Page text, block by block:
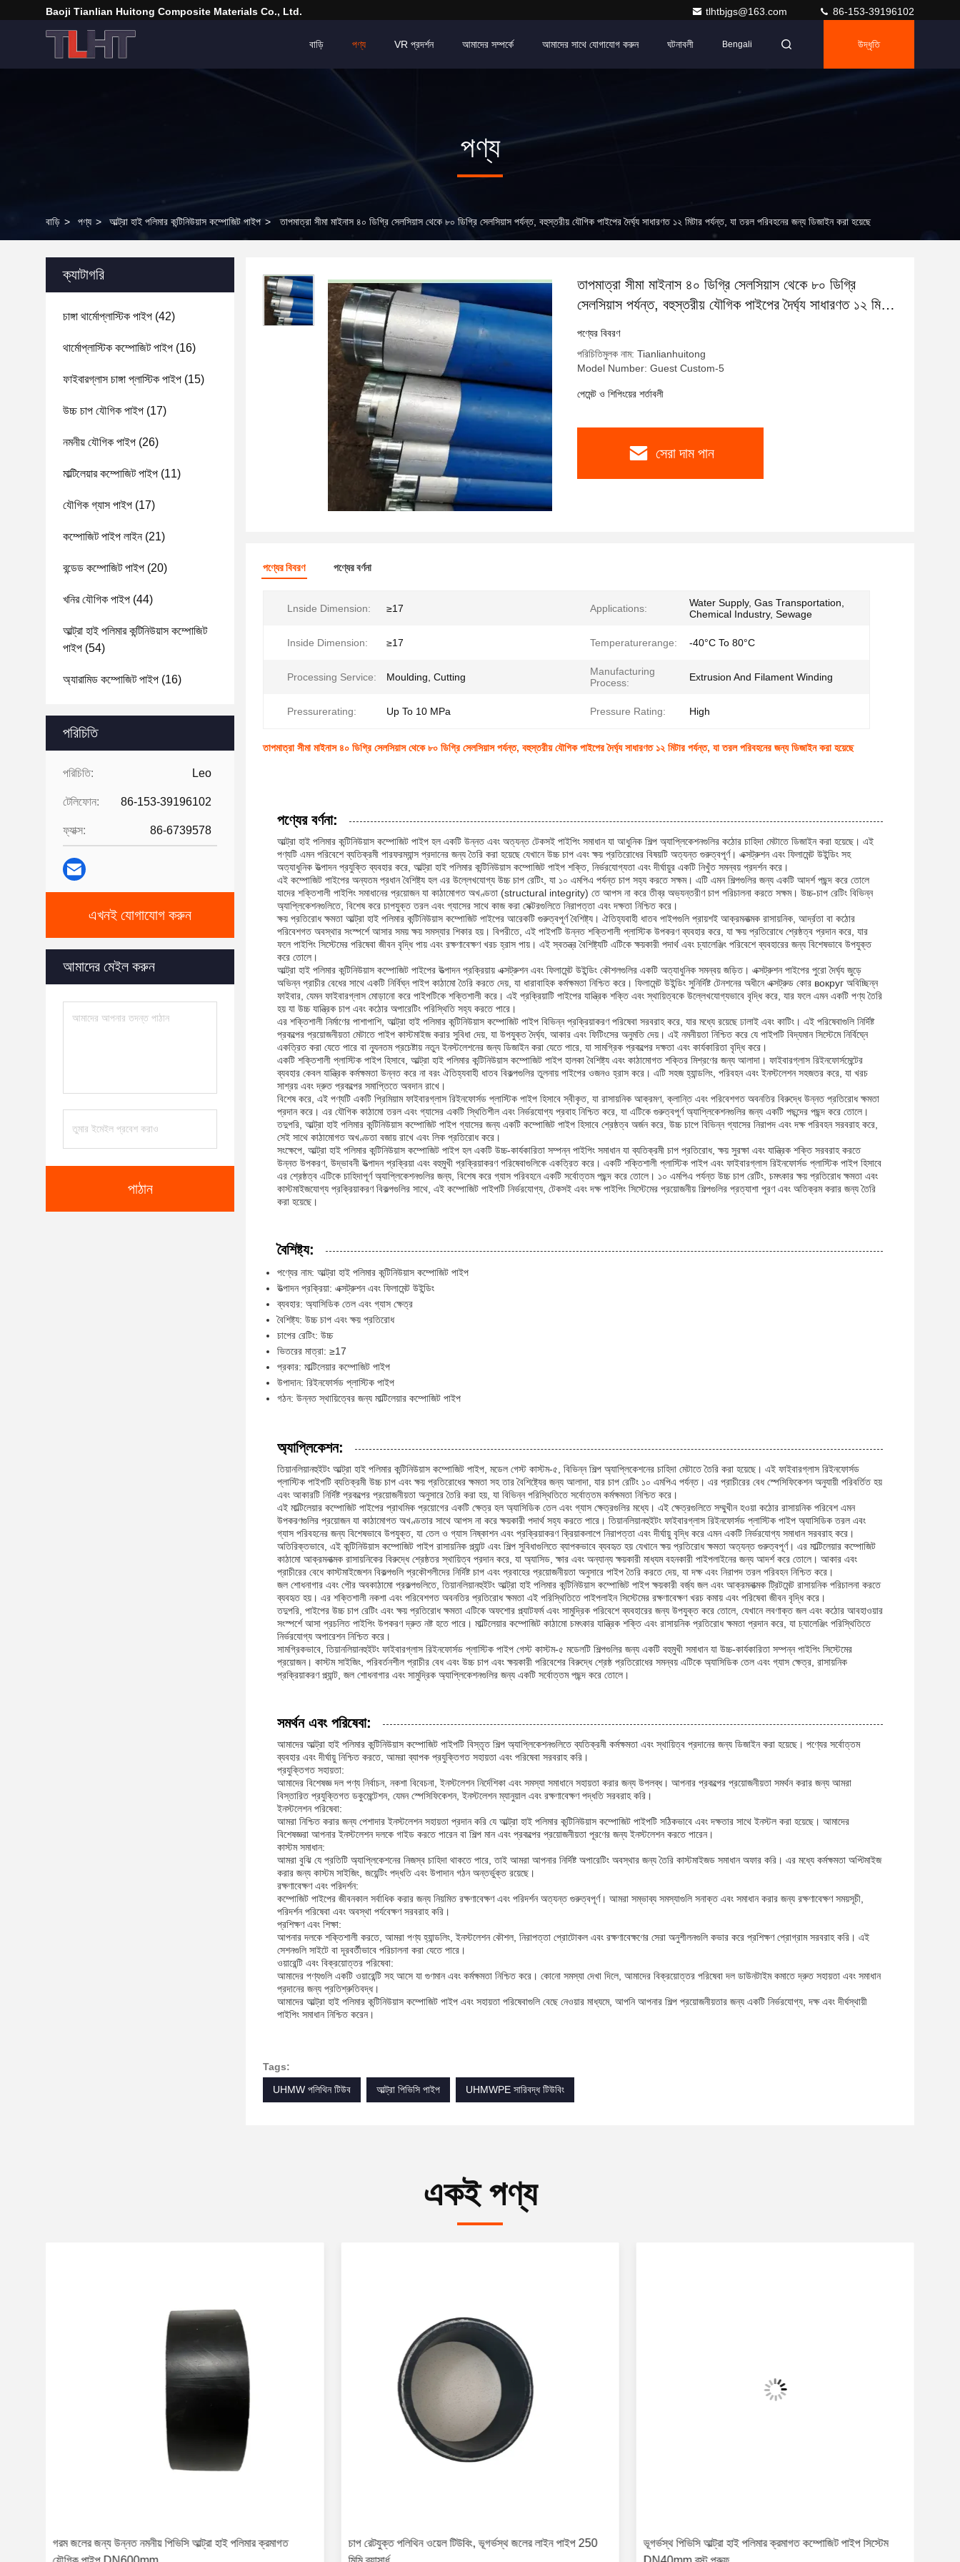
Baoji Tianlian Huitong Composite Materials Co., Ltd. tlhtbjgs@163.com 86-153-39196102
বাড়ি পণ্য VR প্রদর্শন আমাদের সম্পর্কে আমাদের সাথে যোগাযোগ করুন ঘটনাবলী Bengali উদ্ধৃতি
পণ্য
বাড়ি > পণ্য > আল্ট্রা হাই পলিমার কন্টিনিউয়াস কম্পোজিট পাইপ > তাপমাত্রা সীমা মাইনাস ৪০ ডিগ্রি সেলসিয়াস থেকে ৮০ ডিগ্রি সেলসিয়াস পর্যন্ত, বহুস্তরীয় যৌগিক পাইপের দৈর্ঘ্য সাধারণত ১২ মিটার পর্যন্ত, যা তরল পরিবহনের জন্য ডিজাইন করা হয়েছে
ক্যাটাগরি
চাঙ্গা থার্মোপ্লাস্টিক পাইপ (42)
থার্মোপ্লাস্টিক কম্পোজিট পাইপ (16)
ফাইবারগ্লাস চাঙ্গা প্লাস্টিক পাইপ (15)
উচ্চ চাপ যৌগিক পাইপ (17)
নমনীয় যৌগিক পাইপ (26)
মাল্টিলেয়ার কম্পোজিট পাইপ (11)
যৌগিক গ্যাস পাইপ (17)
কম্পোজিট পাইপ লাইন(21)
বন্ডেড কম্পোজিট পাইপ (20)
খনির যৌগিক পাইপ (44)
আল্ট্রা হাই পলিমার কন্টিনিউয়াস কম্পোজিট
পাইপ (54)
অ্যারামিড কম্পোজিট পাইপ (16)
পরিচিতি
পরিচিতি: Leo
টেলিফোন: 86-153-39196102
ফ্যাক্স: 86-6739578
এখনই যোগাযোগ করুন
আমাদের মেইল ​​করুন
পাঠান
তাপমাত্রা সীমা মাইনাস ৪০ ডিগ্রি সেলসিয়াস থেকে ৮০ ডিগ্রি
সেলসিয়াস পর্যন্ত, বহুস্তরীয় যৌগিক পাইপের দৈর্ঘ্য সাধারণত ১২ মিটার
পণ্যের বিবরণ
পরিচিতিমুলক নাম: Tianlianhuitong
Model Number: Guest Custom-5
পেমেন্ট ও শিপিংয়ের শর্তাবলী
সেরা দাম পান
পণ্যের বিবরণ পণ্যের বর্ণনা
Lnside Dimension: ≥17 Applications:
Water Supply, Gas Transportation,
Chemical Industry, Sewage
Inside Dimension: ≥17 Temperaturerange: -40°C To 80°C
Processing Service: Moulding, Cutting
Manufacturing
Process:
Extrusion And Filament Winding
Pressurerating: Up To 10 MPa Pressure Rating: High
তাপমাত্রা সীমা মাইনাস ৪০ ডিগ্রি সেলসিয়াস থেকে ৮০ ডিগ্রি সেলসিয়াস পর্যন্ত, বহুস্তরীয় যৌগিক পাইপের দৈর্ঘ্য সাধারণত ১২ মিটার পর্যন্ত, যা তরল পরিবহনের জন্য ডিজাইন করা হয়েছে
পণ্যের বর্ণনা:
আল্ট্রা হাই পলিমার কন্টিনিউয়াস কম্পোজিট পাইপ হল একটি উন্নত এবং অত্যন্ত টেকসই পাইপিং সমাধান যা আধুনিক শিল্প অ্যাপ্লিকেশনগুলির কঠোর চাহিদা মেটাতে ডিজাইন করা হয়েছে। এই
পণ্যটি এমন পরিবেশে ব্যতিক্রমী পারফরম্যান্স প্রদানের জন্য তৈরি করা হয়েছে যেখানে উচ্চ চাপ এবং ক্ষয় প্রতিরোধের বিষয়টি অত্যন্ত গুরুত্বপূর্ণ। এক্সট্রুশন এবং ফিলামেন্ট উইন্ডিং সহ
অত্যাধুনিক উত্পাদন প্রযুক্তি ব্যবহার করে, আল্ট্রা হাই পলিমার কন্টিনিউয়াস কম্পোজিট পাইপ শক্তি, নির্ভরযোগ্যতা এবং দীর্ঘায়ুর একটি নিখুঁত সমন্বয় প্রদর্শন করে।
এই কম্পোজিট পাইপের অন্যতম প্রধান বৈশিষ্ট্য হল এর উল্লেখযোগ্য উচ্চ চাপ রেটিং, যা ১০ এমপিএ পর্যন্ত চাপ সহ্য করতে সক্ষম। এটি এমন শিল্পগুলির জন্য একটি আদর্শ পছন্দ করে তোলে
যাদের শক্তিশালী পাইপিং সমাধানের প্রয়োজন যা কাঠামোগত অখণ্ডতা (structural integrity) তে আপস না করে তীব্র অভ্যন্তরীণ চাপ পরিচালনা করতে সক্ষম। উচ্চ-চাপ রেটিং বিভিন্ন
অ্যাপ্লিকেশনগুলিতে, বিশেষ করে চাপযুক্ত তরল এবং গ্যাসের সাথে কাজ করা সেক্টরগুলিতে নিরাপত্তা এবং দক্ষতা নিশ্চিত করে।
ক্ষয় প্রতিরোধ ক্ষমতা আল্ট্রা হাই পলিমার কন্টিনিউয়াস কম্পোজিট পাইপের আরেকটি গুরুত্বপূর্ণ বৈশিষ্ট্য। ঐতিহ্যবাহী ধাতব পাইপগুলি প্রায়শই আক্রমনাত্মক রাসায়নিক, আর্দ্রতা বা কঠোর
পরিবেশগত অবস্থার সংস্পর্শে আসার সময় ক্ষয় সমস্যার শিকার হয়। বিপরীতে, এই পাইপটি উন্নত শক্তিশালী প্লাস্টিক উপকরণ ব্যবহার করে, যা ক্ষয় প্রতিরোধে শ্রেষ্ঠত্ব প্রদান করে, যার
ফলে পাইপিং সিস্টেমের পরিষেবা জীবন বৃদ্ধি পায় এবং রক্ষণাবেক্ষণ খরচ হ্রাস পায়। এই স্বতন্ত্র বৈশিষ্ট্যটি এটিকে ক্ষয়কারী পদার্থ এবং চ্যালেঞ্জিং পরিবেশে ব্যবহারের জন্য বিশেষভাবে উপযুক্ত
করে তোলে।
আল্ট্রা হাই পলিমার কন্টিনিউয়াস কম্পোজিট পাইপের উত্পাদন প্রক্রিয়ায় এক্সট্রুশন এবং ফিলামেন্ট উইন্ডিং কৌশলগুলির একটি অত্যাধুনিক সমন্বয় জড়িত। এক্সট্রুশন পাইপের পুরো দৈর্ঘ্য জুড়ে
অভিন্ন প্রাচীর বেধের সাথে একটি নির্বিঘ্ন পাইপ কাঠামো তৈরি করতে দেয়, যা ধারাবাহিক কর্মক্ষমতা নিশ্চিত করে। ফিলামেন্ট উইন্ডিং সুনির্দিষ্ট টেনশনের অধীনে এক্সট্রুড কোর вокруг অবিচ্ছিন্ন
ফাইবার, যেমন ফাইবারগ্লাস মোড়ানো করে পাইপটিকে শক্তিশালী করে। এই প্রক্রিয়াটি পাইপের যান্ত্রিক শক্তি এবং স্থায়িত্বকে উল্লেখযোগ্যভাবে বৃদ্ধি করে, যার ফলে এমন একটি পণ্য তৈরি
হয় যা উচ্চ যান্ত্রিক চাপ এবং কঠোর অপারেটিং পরিস্থিতি সহ্য করতে পারে।
এর শক্তিশালী নির্মাণের পাশাপাশি, আল্ট্রা হাই পলিমার কন্টিনিউয়াস কম্পোজিট পাইপ বিভিন্ন প্রক্রিয়াকরণ পরিষেবা সরবরাহ করে, যার মধ্যে রয়েছে ঢালাই এবং কাটিং। এই পরিষেবাগুলি নির্দিষ্ট
প্রকল্পের প্রয়োজনীয়তা মেটাতে পাইপ কাস্টমাইজ করার সুবিধা দেয়, যা উপযুক্ত দৈর্ঘ্য, আকার এবং ফিটিংসের অনুমতি দেয়। এই নমনীয়তা নিশ্চিত করে যে পাইপটি বিদ্যমান সিস্টেমে নির্বিঘ্নে
একত্রিত করা যেতে পারে বা ন্যূনতম প্রচেষ্টায় নতুন ইনস্টলেশনের জন্য ডিজাইন করা যেতে পারে, যা সামগ্রিক প্রকল্পের দক্ষতা এবং কার্যকারিতা বৃদ্ধি করে।
একটি শক্তিশালী প্লাস্টিক পাইপ হিসাবে, আল্ট্রা হাই পলিমার কন্টিনিউয়াস কম্পোজিট পাইপ হালকা বৈশিষ্ট্য এবং কাঠামোগত শক্তির মিশ্রণের জন্য আলাদা। ফাইবারগ্লাস রিইনফোর্সমেন্টের
ব্যবহার কেবল যান্ত্রিক কর্মক্ষমতা উন্নত করে না বরং ঐতিহ্যবাহী ধাতব বিকল্পগুলির তুলনায় পাইপের ওজনও হ্রাস করে। এটি সহজ হ্যান্ডলিং, পরিবহন এবং ইনস্টলেশন সহজতর করে, যা খরচ
সাশ্রয় এবং দ্রুত প্রকল্পের সমাপ্তিতে অবদান রাখে।
বিশেষ করে, এই পণ্যটি একটি প্রিমিয়াম ফাইবারগ্লাস রিইনফোর্সড প্লাস্টিক পাইপ হিসাবে স্বীকৃত, যা রাসায়নিক আক্রমণ, ক্লান্তি এবং পরিবেশগত অবনতির বিরুদ্ধে উন্নত প্রতিরোধ ক্ষমতা
প্রদান করে। এর যৌগিক কাঠামো তরল এবং গ্যাসের একটি স্থিতিশীল এবং নির্ভরযোগ্য প্রবাহ নিশ্চিত করে, যা এটিকে গুরুত্বপূর্ণ অ্যাপ্লিকেশনগুলির জন্য একটি পছন্দের পছন্দ করে তোলে।
তদুপরি, আল্ট্রা হাই পলিমার কন্টিনিউয়াস কম্পোজিট পাইপ গ্যাসের জন্য একটি কম্পোজিট পাইপ হিসাবে শ্রেষ্ঠত্ব অর্জন করে, উচ্চ চাপে বিভিন্ন গ্যাসের নিরাপদ এবং দক্ষ পরিবহন সরবরাহ করে,
সেই সাথে কাঠামোগত অখণ্ডতা বজায় রাখে এবং লিক প্রতিরোধ করে।
সংক্ষেপে, আল্ট্রা হাই পলিমার কন্টিনিউয়াস কম্পোজিট পাইপ হল একটি উচ্চ-কার্যকারিতা সম্পন্ন পাইপিং সমাধান যা ব্যতিক্রমী চাপ প্রতিরোধ, ক্ষয় সুরক্ষা এবং যান্ত্রিক শক্তি সরবরাহ করতে
উন্নত উপকরণ, উদ্ভাবনী উত্পাদন প্রক্রিয়া এবং বহুমুখী প্রক্রিয়াকরণ পরিষেবাগুলিকে একত্রিত করে। একটি শক্তিশালী প্লাস্টিক পাইপ এবং ফাইবারগ্লাস রিইনফোর্সড প্লাস্টিক পাইপ হিসাবে
এর শ্রেষ্ঠত্ব এটিকে চাহিদাপূর্ণ অ্যাপ্লিকেশনগুলির জন্য, বিশেষ করে গ্যাস পরিবহনে একটি সর্বোত্তম পছন্দ করে তোলে। ১০ এমপিএ পর্যন্ত উচ্চ চাপ রেটিং, চমৎকার ক্ষয় প্রতিরোধ ক্ষমতা এবং
কাস্টমাইজযোগ্য প্রক্রিয়াকরণ বিকল্পগুলির সাথে, এই কম্পোজিট পাইপটি নির্ভরযোগ্য, টেকসই এবং দক্ষ পাইপিং সিস্টেমের প্রয়োজনীয় শিল্পগুলির প্রত্যাশা পূরণ এবং অতিক্রম করার জন্য তৈরি
করা হয়েছে।
বৈশিষ্ট্য:
পণ্যের নাম: আল্ট্রা হাই পলিমার কন্টিনিউয়াস কম্পোজিট পাইপ
উত্পাদন প্রক্রিয়া: এক্সট্রুশন এবং ফিলামেন্ট উইন্ডিং
ব্যবহার: অ্যাসিডিক তেল এবং গ্যাস ক্ষেত্র
বৈশিষ্ট্য: উচ্চ চাপ এবং ক্ষয় প্রতিরোধ
চাপের রেটিং: উচ্চ
ভিতরের মাত্রা: ≥17
প্রকার: মাল্টিলেয়ার কম্পোজিট পাইপ
উপাদান: রিইনফোর্সড প্লাস্টিক পাইপ
গঠন: উন্নত স্থায়িত্বের জন্য মাল্টিলেয়ার কম্পোজিট পাইপ
অ্যাপ্লিকেশন:
তিয়ানলিয়ানহুইটং আল্ট্রা হাই পলিমার কন্টিনিউয়াস কম্পোজিট পাইপ, মডেল গেস্ট কাস্টম-৫, বিভিন্ন শিল্প অ্যাপ্লিকেশনের চাহিদা মেটাতে তৈরি করা হয়েছে। এই ফাইবারগ্লাস রিইনফোর্সড
প্লাস্টিক পাইপটি ব্যতিক্রমী উচ্চ চাপ এবং ক্ষয় প্রতিরোধের ক্ষমতা সহ তার বৈশিষ্ট্যের জন্য আলাদা, যার চাপ রেটিং ১০ এমপিএ পর্যন্ত। এর প্রাচীরের বেধ স্পেসিফিকেশন অনুযায়ী পরিবর্তিত হয়
এবং আকারটি নির্দিষ্ট প্রকল্পের প্রয়োজনীয়তা অনুসারে তৈরি করা হয়, যা বিভিন্ন পরিস্থিতিতে সর্বোত্তম কর্মক্ষমতা নিশ্চিত করে।
এই মাল্টিলেয়ার কম্পোজিট পাইপের প্রাথমিক প্রয়োগের একটি ক্ষেত্র হল অ্যাসিডিক তেল এবং গ্যাস ক্ষেত্রগুলির মধ্যে। এই ক্ষেত্রগুলিতে সম্মুখীন হওয়া কঠোর রাসায়নিক পরিবেশ এমন
উপকরণগুলির প্রয়োজন যা কাঠামোগত অখণ্ডতার সাথে আপস না করে ক্ষয়কারী পদার্থ সহ্য করতে পারে। তিয়ানলিয়ানহুইটং ফাইবারগ্লাস রিইনফোর্সড প্লাস্টিক পাইপ অ্যাসিডিক তরল এবং
গ্যাস পরিবহনের জন্য বিশেষভাবে উপযুক্ত, যা তেল ও গ্যাস নিষ্কাশন এবং প্রক্রিয়াকরণ ক্রিয়াকলাপে নিরাপত্তা এবং দীর্ঘায়ু বৃদ্ধি করে এমন একটি নির্ভরযোগ্য সমাধান সরবরাহ করে।
অতিরিক্তভাবে, এই কন্টিনিউয়াস কম্পোজিট পাইপ রাসায়নিক প্ল্যান্ট এবং শিল্প সুবিধাগুলিতে ব্যাপকভাবে ব্যবহৃত হয় যেখানে ক্ষয় প্রতিরোধ ক্ষমতা অত্যন্ত গুরুত্বপূর্ণ। এর মাল্টিলেয়ার কম্পোজিট
কাঠামো আক্রমনাত্মক রাসায়নিকের বিরুদ্ধে শ্রেষ্ঠতর স্থায়িত্ব প্রদান করে, যা অ্যাসিড, ক্ষার এবং অন্যান্য ক্ষয়কারী মাধ্যম বহনকারী পাইপলাইনের জন্য আদর্শ করে তোলে। আকার এবং
প্রাচীরের বেধে কাস্টমাইজেশন বিকল্পগুলি প্রকৌশলীদের নির্দিষ্ট চাপ এবং প্রবাহের প্রয়োজনীয়তা অনুসারে পাইপ তৈরি করতে দেয়, যা দক্ষ এবং নিরাপদ তরল পরিবহন নিশ্চিত করে।
জল শোধনাগার এবং পৌর অবকাঠামো প্রকল্পগুলিতে, তিয়ানলিয়ানহুইটং আল্ট্রা হাই পলিমার কন্টিনিউয়াস কম্পোজিট পাইপ ক্ষয়কারী বর্জ্য জল এবং আক্রমনাত্মক ট্রিটমেন্ট রাসায়নিক পরিচালনা করতে
ব্যবহৃত হয়। এর শক্তিশালী নকশা এবং পরিবেশগত অবনতির প্রতিরোধ ক্ষমতা এই পরিস্থিতিতে পাইপলাইন সিস্টেমের রক্ষণাবেক্ষণ খরচ কমায় এবং পরিষেবা জীবন বৃদ্ধি করে।
তদুপরি, পাইপের উচ্চ চাপ রেটিং এবং ক্ষয় প্রতিরোধ ক্ষমতা এটিকে অফশোর প্ল্যাটফর্ম এবং সামুদ্রিক পরিবেশে ব্যবহারের জন্য উপযুক্ত করে তোলে, যেখানে লবণাক্ত জল এবং কঠোর আবহাওয়ার
সংস্পর্শে আসা প্রচলিত পাইপিং উপকরণ দ্রুত নষ্ট হতে পারে। মাল্টিলেয়ার কম্পোজিট কাঠামো চমৎকার যান্ত্রিক শক্তি এবং রাসায়নিক প্রতিরোধ ক্ষমতা প্রদান করে, যা চ্যালেঞ্জিং পরিস্থিতিতে
নির্ভরযোগ্য অপারেশন নিশ্চিত করে।
সামগ্রিকভাবে, তিয়ানলিয়ানহুইটং ফাইবারগ্লাস রিইনফোর্সড প্লাস্টিক পাইপ গেস্ট কাস্টম-৫ মডেলটি শিল্পগুলির জন্য একটি বহুমুখী সমাধান যা উচ্চ-কার্যকারিতা সম্পন্ন পাইপিং সিস্টেমের
প্রয়োজন। কাস্টম সাইজিং, পরিবর্তনশীল প্রাচীর বেধ এবং উচ্চ চাপ এবং ক্ষয়কারী পরিবেশের বিরুদ্ধে শ্রেষ্ঠ প্রতিরোধের সমন্বয় এটিকে অ্যাসিডিক তেল এবং গ্যাস ক্ষেত্র, রাসায়নিক
প্রক্রিয়াকরণ প্ল্যান্ট, জল শোধনাগার এবং সামুদ্রিক অ্যাপ্লিকেশনগুলির জন্য একটি সর্বোত্তম পছন্দ করে তোলে।
সমর্থন এবং পরিষেবা:
আমাদের আল্ট্রা হাই পলিমার কন্টিনিউয়াস কম্পোজিট পাইপটি বিস্তৃত শিল্প অ্যাপ্লিকেশনগুলিতে ব্যতিক্রমী কর্মক্ষমতা এবং স্থায়িত্ব প্রদানের জন্য ডিজাইন করা হয়েছে। পণ্যের সর্বোত্তম
ব্যবহার এবং দীর্ঘায়ু নিশ্চিত করতে, আমরা ব্যাপক প্রযুক্তিগত সহায়তা এবং পরিষেবা সরবরাহ করি।
প্রযুক্তিগত সহায়তা:
আমাদের বিশেষজ্ঞ দল পণ্য নির্বাচন, নকশা বিবেচনা, ইনস্টলেশন নির্দেশিকা এবং সমস্যা সমাধানে সহায়তা করার জন্য উপলব্ধ। আপনার প্রকল্পের প্রয়োজনীয়তা সমর্থন করার জন্য আমরা
বিস্তারিত প্রযুক্তিগত ডকুমেন্টেশন, যেমন স্পেসিফিকেশন, ইনস্টলেশন ম্যানুয়াল এবং রক্ষণাবেক্ষণ পদ্ধতি সরবরাহ করি।
ইনস্টলেশন পরিষেবা:
আমরা নিশ্চিত করার জন্য পেশাদার ইনস্টলেশন সহায়তা প্রদান করি যে আল্ট্রা হাই পলিমার কন্টিনিউয়াস কম্পোজিট পাইপটি সঠিকভাবে এবং দক্ষতার সাথে ইনস্টল করা হয়েছে। আমাদের
বিশেষজ্ঞরা আপনার ইনস্টলেশন দলকে গাইড করতে পারেন বা শিল্প মান এবং প্রকল্পের প্রয়োজনীয়তা পূরণের জন্য ইনস্টলেশন করতে পারেন।
কাস্টম সমাধান:
আমরা বুঝি যে প্রতিটি অ্যাপ্লিকেশনের নিজস্ব চাহিদা থাকতে পারে, তাই আমরা আপনার নির্দিষ্ট অপারেটিং অবস্থার জন্য তৈরি কাস্টমাইজড সমাধান অফার করি। এর মধ্যে কর্মক্ষমতা অপ্টিমাইজ
করার জন্য কাস্টম সাইজিং, জয়েন্টিং পদ্ধতি এবং উপাদান গঠন অন্তর্ভুক্ত রয়েছে।
রক্ষণাবেক্ষণ এবং পরিদর্শন:
কম্পোজিট পাইপের জীবনকাল সর্বাধিক করার জন্য নিয়মিত রক্ষণাবেক্ষণ এবং পরিদর্শন অত্যন্ত গুরুত্বপূর্ণ। আমরা সম্ভাব্য সমস্যাগুলি সনাক্ত এবং সমাধান করার জন্য রক্ষণাবেক্ষণ সময়সূচী,
পরিদর্শন পরিষেবা এবং অবস্থা পর্যবেক্ষণ সরবরাহ করি।
প্রশিক্ষণ এবং শিক্ষা:
আপনার দলকে শক্তিশালী করতে, আমরা পণ্য হ্যান্ডলিং, ইনস্টলেশন কৌশল, নিরাপত্তা প্রোটোকল এবং রক্ষণাবেক্ষণের সেরা অনুশীলনগুলি কভার করে প্রশিক্ষণ প্রোগ্রাম সরবরাহ করি। এই
সেশনগুলি সাইটে বা দূরবর্তীভাবে পরিচালনা করা যেতে পারে।
ওয়ারেন্টি এবং বিক্রয়োত্তর পরিষেবা:
আমাদের পণ্যগুলি একটি ওয়ারেন্টি সহ আসে যা গুণমান এবং কর্মক্ষমতা নিশ্চিত করে। কোনো সমস্যা দেখা দিলে, আমাদের বিক্রয়োত্তর পরিষেবা দল ডাউনটাইম কমাতে দ্রুত সহায়তা এবং সমাধান
প্রদানের জন্য প্রতিশ্রুতিবদ্ধ।
আমাদের আল্ট্রা হাই পলিমার কন্টিনিউয়াস কম্পোজিট পাইপ এবং সহায়তা পরিষেবাগুলি বেছে নেওয়ার মাধ্যমে, আপনি আপনার শিল্প প্রয়োজনীয়তার জন্য একটি নির্ভরযোগ্য, দক্ষ এবং দীর্ঘস্থায়ী
পাইপিং সমাধান নিশ্চিত করেন।
Tags:
UHMW পলিথিন টিউব
আল্ট্রা পিভিসি পাইপ UHMWPE সারিবদ্ধ টিউবিং
একই পণ্য
গরম জলের জন্য উন্নত নমনীয় পিভিসি আল্ট্রা হাই পলিমার ক্রমাগত
চাপ রেটযুক্ত পলিথিন ওয়েল টিউবিং, ভূগর্ভস্থ জলের লাইন পাইপ 250
ভূগর্ভস্থ পিভিসি আল্ট্রা হাই পলিমার ক্রমাগত কম্পোজিট পাইপ সিস্টেম